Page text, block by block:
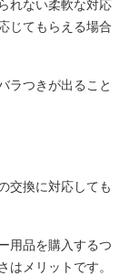
れない柔軟な対応
じてもらえる場合
ラつきが出ること
交換に対応しても
用品を購入するつ
はメリットです。